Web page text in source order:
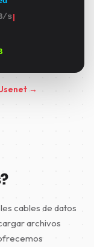
s
→
cables de datos
archivos